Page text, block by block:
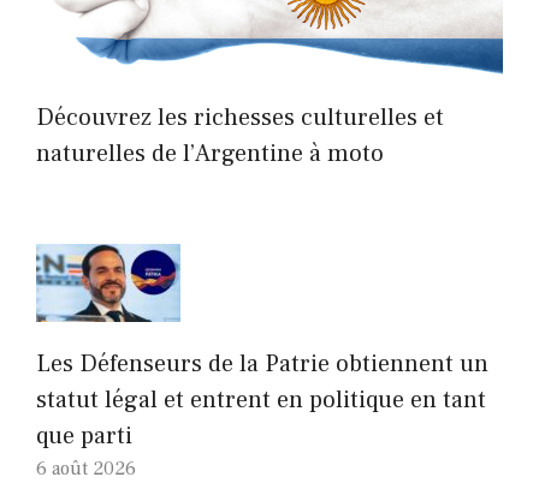
Découvrez les richesses culturelles et
naturelles de l’Argentine à moto
Les Défenseurs de la Patrie obtiennent un
statut légal et entrent en politique en tant
que parti
6 août 2026